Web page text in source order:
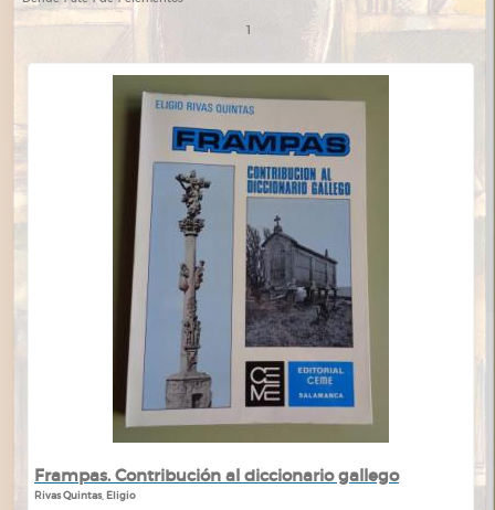
1
Frampas. Contribución al diccionario gallego
Rivas Quintas, Eligio